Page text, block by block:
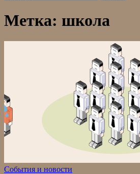
Метка: школа
События и новости